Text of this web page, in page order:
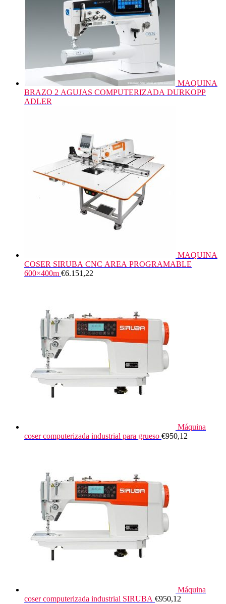
MAQUINA
BRAZO 2 AGUJAS COMPUTERIZADA DURKOPP
ADLER
MAQUINA
COSER SIRUBA CNC AREA PROGRAMABLE
600×400m €6.151,22
Máquina
coser computerizada industrial para grueso €950,12
Máquina
coser computerizada industrial SIRUBA €950,12